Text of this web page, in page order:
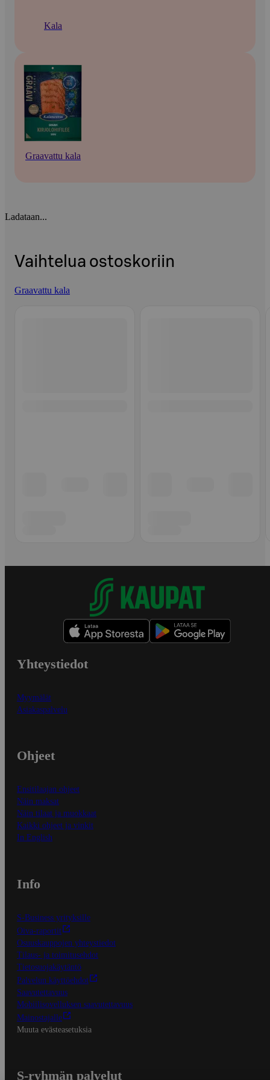
Kala
Graavattu kala
Ladataan...
Vaihtelua ostoskoriin
Graavattu kala
Yhteystiedot
Myymälät
Asiakaspalvelu
Ohjeet
Ensitilaajan ohjeet
Näin maksat
Näin tilaat ja muokkaat
Kaikki ohjeet ja vinkit
In English
Info
S-Business yrityksille
Oiva-raportit
Osuuskauppojen yhteystiedot
Tilaus- ja toimitusehdot
Tietosuojakäytäntö
Palvelun käyttöehdot
Saavutettavuus
Mobiilisovelluksen saavutettavuus
Mainostajalle
Muuta evästeasetuksia
S-ryhmän palvelut